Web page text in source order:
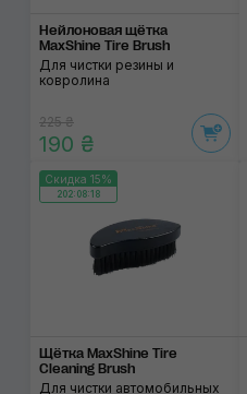
Нейлоновая щётка
MaxShine Tire Brush
Для чистки резины и
ковролина
225 ₴
190 ₴
Скидка 15%
202:08:17
Щётка MaxShine Tire
Cleaning Brush
Для чистки автомобильных